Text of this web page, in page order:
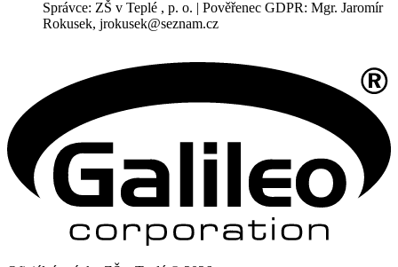
Správce: ZŠ v Teplé , p. o. | Pověřenec GDPR: Mgr. Jaromír
Rokusek, jrokusek@seznam.cz